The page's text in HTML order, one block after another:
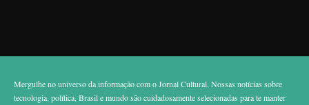
Mergulhe no universo da informação com o Jornal Cultural. Nossas notícias sobre
tecnologia, política, Brasil e mundo são cuidadosamente selecionadas para te manter